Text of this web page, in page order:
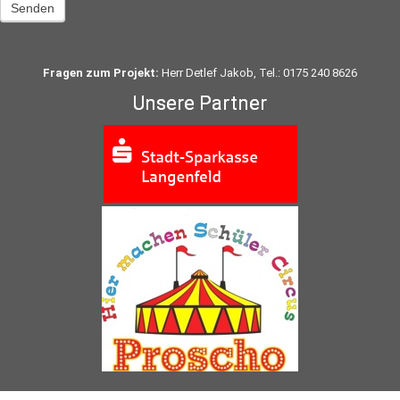
Senden
Fragen zum Projekt: Herr Detlef Jakob, Tel.: 0175 240 8626
Unsere Partner